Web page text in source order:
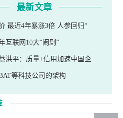
最新文章
最近4年暴涨3倍 人参回归“
互联网10大“闹剧”
洪平：质量+信用加速中国企
等科技公司的架构